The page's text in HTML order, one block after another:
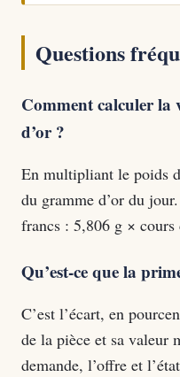
Questions
Comment calculer la
d’or ?
En multipliant le poids
du gramme d’or du
francs : 5,806 g × cours
Qu’est-ce que la
C’est l’écart, en
de la pièce et sa valeur
demande, l’offre et